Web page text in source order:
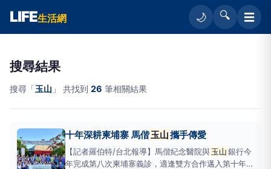
LIFE生活網 🌙 🔍 ☰
搜尋結果
搜尋「玉山 」 共找到 26 筆相關結果
十年深耕柬埔寨 馬偕玉山攜手傳愛
【記者羅伯特/台北報導】馬偕紀念醫院與玉山銀行今
年完成第八次柬埔寨義診，適逢雙方合作邁入第十年。